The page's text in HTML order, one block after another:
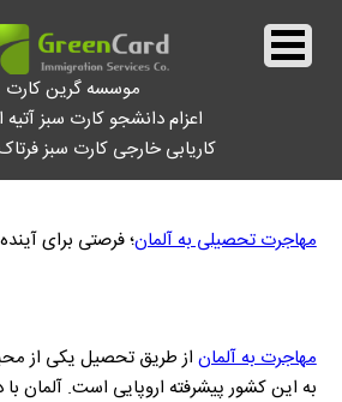
موسسه گرین کارت
اعزام دانشجو کارت سبز
کاریابی خارجی کارت سبز
شرایط مهاجرت تحصیلی به آلمان
مهاجرت تحصیلی به آلمان؛ فرصتی برای
مهاجرت به آلمان از طریق تحصیل یکی از
به این کشور پیشرفته اروپایی است. آلمان